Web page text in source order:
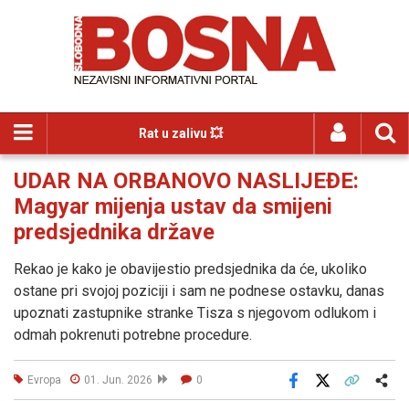
Rat u zalivu 💥
UDAR NA ORBANOVO NASLIJEĐE:
Magyar mijenja ustav da smijeni
predsjednika države
Rekao je kako je obavijestio predsjednika da će, ukoliko
ostane pri svojoj poziciji i sam ne podnese ostavku, danas
upoznati zastupnike stranke Tisza s njegovom odlukom i
odmah pokrenuti potrebne procedure.
Evropa 01. Jun. 2026 0
Facebook